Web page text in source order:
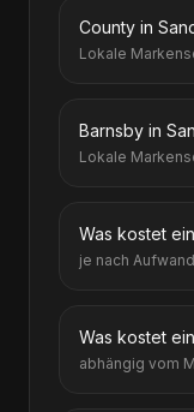
County in
Lokale
Barnsby in
Lokale
Was kostet
je nach
Was kostet
abhängig vom